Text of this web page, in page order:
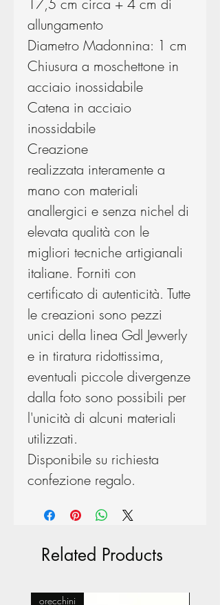
17,5 cm circa + 4 cm di
allungamento
Diametro Madonnina: 1 cm
Chiusura a moschettone in
acciaio inossidabile
Catena in acciaio
inossidabile
Creazione
realizzata interamente a
mano con materiali
anallergici e senza nichel di
elevata qualità con le
migliori tecniche artigianali
italiane. Forniti con
certificato di autenticità. Tutte
le creazioni sono pezzi
unici della linea Gdl Jewerly
e in tiratura ridottissima,
eventuali piccole divergenze
dalla foto sono possibili per
l'unicità di alcuni materiali
utilizzati.
Disponibile su richiesta
confezione regalo.
Related Products
orecchini